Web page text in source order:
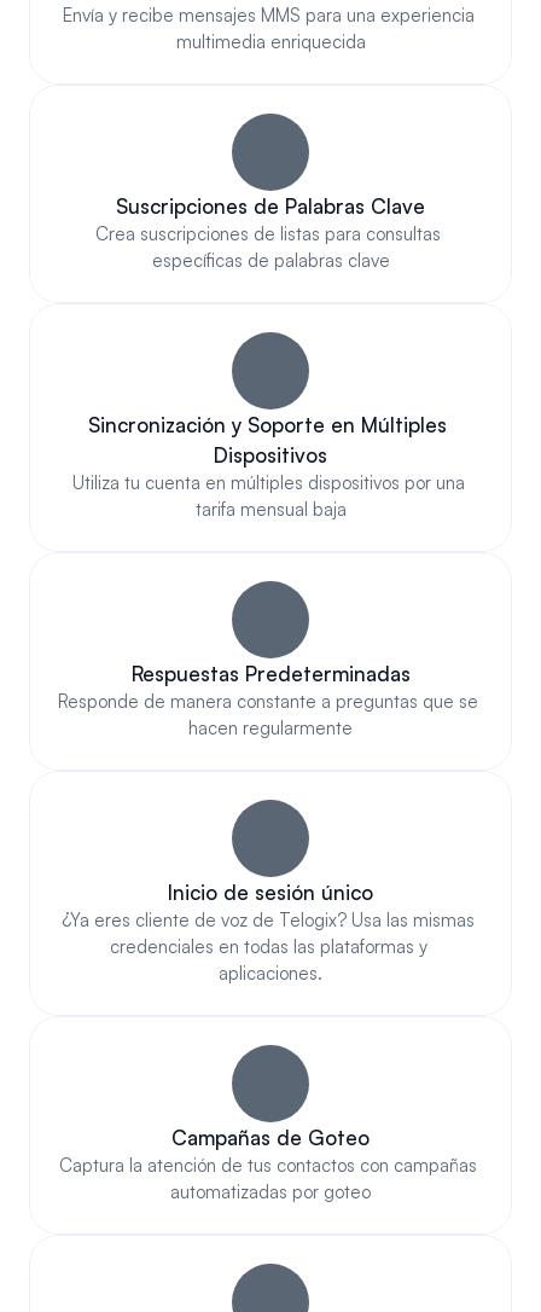
Envía y recibe mensajes MMS para una experiencia
multimedia enriquecida
Suscripciones de Palabras Clave
Crea suscripciones de listas para consultas
específicas de palabras clave
Sincronización y Soporte en Múltiples
Dispositivos
Utiliza tu cuenta en múltiples dispositivos por una
tarifa mensual baja
Respuestas Predeterminadas
Responde de manera constante a preguntas que se
hacen regularmente
Inicio de sesión único
¿Ya eres cliente de voz de Telogix? Usa las mismas
credenciales en todas las plataformas y
aplicaciones.
Campañas de Goteo
Captura la atención de tus contactos con campañas
automatizadas por goteo